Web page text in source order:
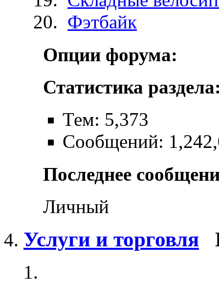
Фэтбайк
Опции форума:
Статистика
Тем: 5,373
Сообщений:
Последнее
Личный
Услуги и торговля